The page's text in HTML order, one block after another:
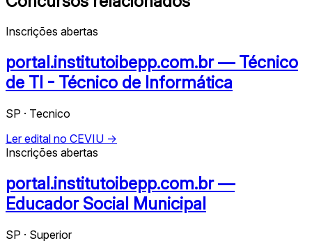
Inscrições abertas
portal.institutoibepp.com.br — Técnico
de TI - Técnico de Informática
SP · Tecnico
Ler edital no CEVIU →
Inscrições abertas
portal.institutoibepp.com.br —
Educador Social Municipal
SP · Superior